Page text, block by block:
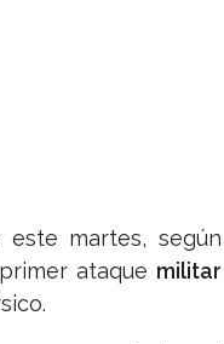
este martes, según
ataque militar